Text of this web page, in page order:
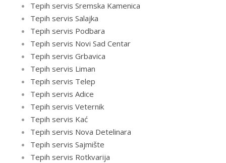
Tepih servis Sremska Kamenica
Tepih servis Salajka
Tepih servis Podbara
Tepih servis Novi Sad Centar
Tepih servis Grbavica
Tepih servis Liman
Tepih servis Telep
Tepih servis Adice
Tepih servis Veternik
Tepih servis Kać
Tepih servis Nova Detelinara
Tepih servis Sajmište
Tepih servis Rotkvarija